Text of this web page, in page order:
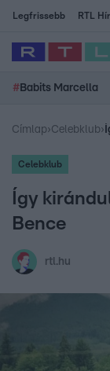
Legfrissebb RTL
# Babits Marcella
Címlap›Celebklub›
Celebklub
Így
Bence
rtl.hu